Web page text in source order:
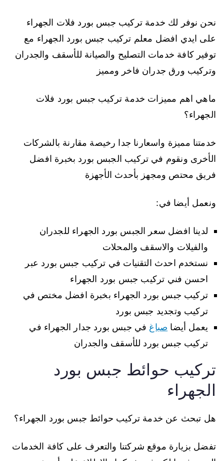
نحن نوفر لك خدمة تركيب جبس بورد فلات الجهراء
على ايدي افضل معلم تركيب جبس بورد الجهراء مع
توفير كافة خدمات التصليح والصيانة للأسقف والجدران
وتركيب ورق جدران فاخر ومميز
ماهي اهم مميزات خدمة تركيب جبس بورد فلات
الجهراء؟
خدمتنا مميزة واسعارنا جدا رخيصة مقارنة بالشركات
الأخرى ونقوم في تركيب الجبس بورد بخبرة افضل
فريق محتص ومجهز بأحدث الأجهزة
ونعمل أيضا في:
لدينا افضل سعر الجبس بورد الجهراء للجدران
والفيلات والاسقف والمحلات
نستخدم احدث التقنيات في تركيب جبس بورد عبر
احسن فني تركيب جبس بورد الجهراء
تركيب جبس بورد الجهراء بخبرة افضل مختص في
تركيب وتجديد جبس بورد
يعمل أيضا صباغ في جبس بورد جدار الجهراء في
تركيب جبس بورد للأسقف والجدران
تركيب حوائط جبس بورد
الجهراء
هل تبحث عن خدمة تركيب حوائط جبس بورد الجهراء؟
تفضل بزيارة موقع شركتنا والتعرف على كافة الخدمات